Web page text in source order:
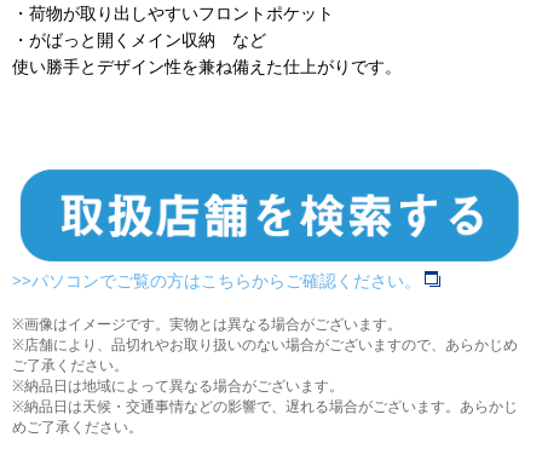
・荷物が取り出しやすいフロントポケット
・がばっと開くメイン収納 など
使い勝手とデザイン性を兼ね備えた仕上がりです。
>>パソコンでご覧の方はこちらからご確認ください。
※画像はイメージです。実物とは異なる場合がございます。
※店舗により、品切れやお取り扱いのない場合がございますので、あらかじめ
ご了承ください。
※納品日は地域によって異なる場合がございます。
※納品日は天候・交通事情などの影響で、遅れる場合がございます。あらかじ
めご了承ください。